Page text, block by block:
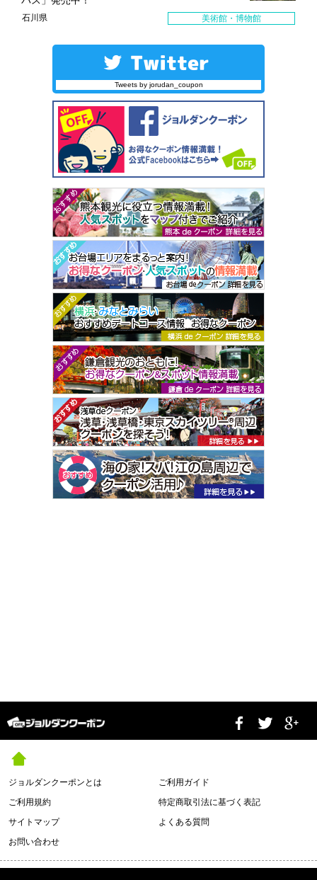
石川県 美術館・博物館
Tweets by jorudan_coupon
ジョルダンクーポンとは
ご利用ガイド
ご利用規約
特定商取引法に基づく表記
サイトマップ
よくある質問
お問い合わせ